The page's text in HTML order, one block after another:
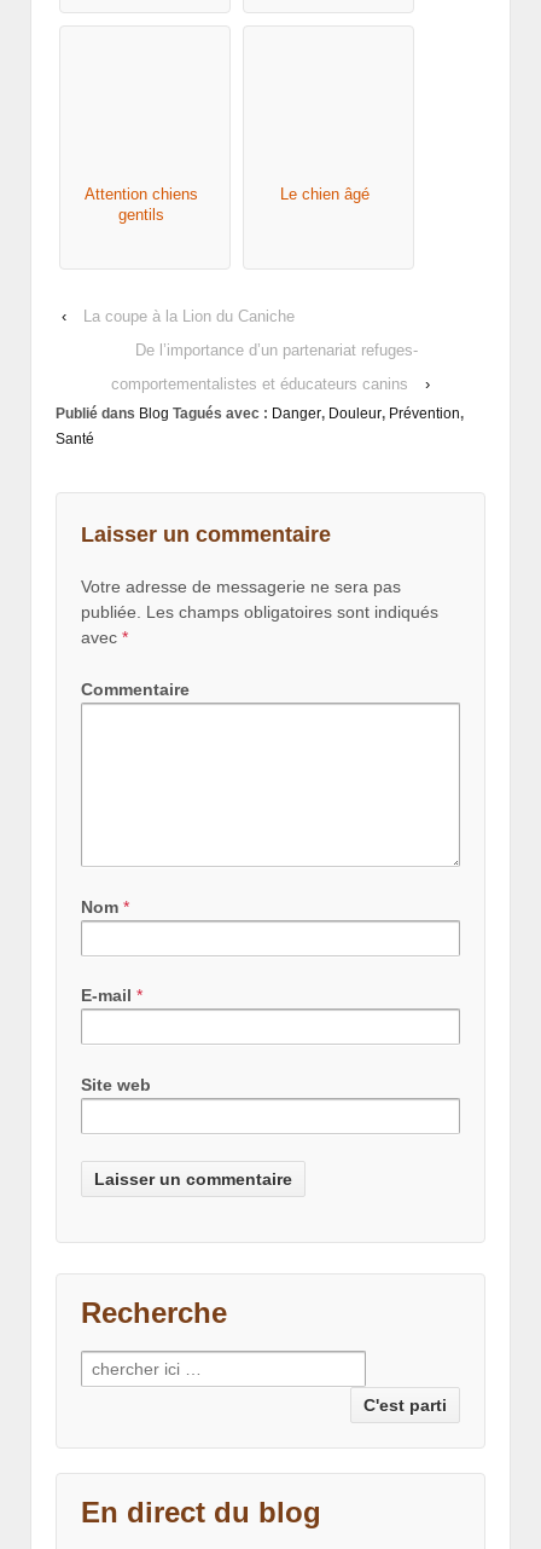
Attention chiens
gentils
Le chien âgé
‹
La coupe à la Lion du Caniche
De l’importance d’un partenariat refuges-
comportementalistes et éducateurs canins
›
Publié dans Blog Tagués avec : Danger, Douleur, Prévention,
Santé
Laisser un commentaire
Votre adresse de messagerie ne sera pas
publiée.
Les champs obligatoires sont indiqués
avec *
Commentaire
Nom *
E-mail *
Site web
Recherche
Recherche pour:
En direct du blog